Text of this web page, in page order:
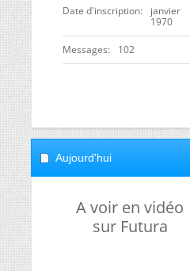
Date d'inscription
janvier
1970
Messages 102
Aujourd'hui
A voir en vidéo
sur Futura